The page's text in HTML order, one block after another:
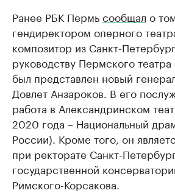
Ранее РБК Пермьсообщал о
гендиректором оперного
композитор из Санкт-
руководству Пермского
был представлен новый
Довлет Анзароков. В его
работа в Александринском
2020 года – Национальный
России). Кроме того, он
при ректорате Санкт-
государственной
Римского-Корсакова.